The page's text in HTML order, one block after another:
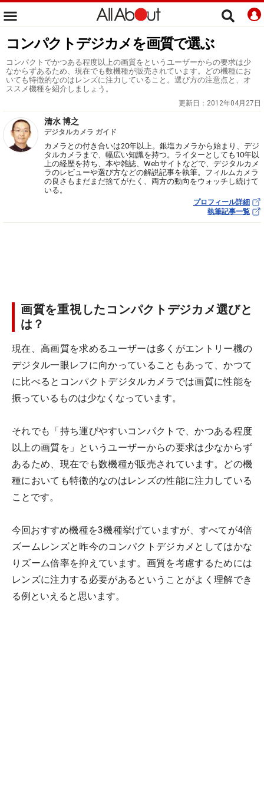
コンパクトデジカメを画質で選ぶ
コンパクトでかつある程度以上の画質をというユーザーからの要求は少
なからずあるため、現在でも数機種が販売されています。どの機種にお
いても特徴的なのはレンズに注力していること。選び方の注意点と、オ
ススメ機種を紹介しましょう。
更新日： 2012年04月27日
清水 博之
デジタルカメラ ガイド
カメラとの付き合いは20年以上。銀塩カメラから始まり、デジ
タルカメラまで、幅広い知識を持つ。ライターとしても10年以
上の経歴を持ち、本や雑誌、Webサイトなどで、デジタルカメ
ラのレビューや選び方などの解説記事を執筆。フィルムカメラ
の良さもまだまだ捨てがたく、両方の動向をウォッチし続けて
いる。
プロフィール詳細
執筆記事一覧
画質を重視したコンパクトデジカメ選びと
は？
現在、高画質を求めるユーザーは多くがエントリー機の
デジタル一眼レフに向かっていることもあって、かつて
に比べるとコンパクトデジタルカメラでは画質に性能を
振っているものは少なくなっています。
それでも「持ち運びやすいコンパクトで、かつある程度
以上の画質を」というユーザーからの要求は少なからず
あるため、現在でも数機種が販売されています。どの機
種においても特徴的なのはレンズの性能に注力している
ことです。
今回おすすめ機種を3機種挙げていますが、すべてが4倍
ズームレンズと昨今のコンパクトデジカメとしてはかな
りズーム倍率を抑えています。画質を考慮するためには
レンズに注力する必要があるということがよく理解でき
る例といえると思います。